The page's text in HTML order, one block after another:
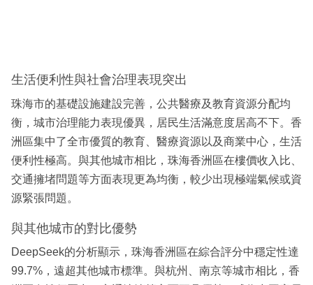
生活便利性與社會治理表現突出
珠海市的基礎設施建設完善，公共醫療及教育資源分配均
衡，城市治理能力表現優異，居民生活滿意度居高不下。香
洲區集中了全市優質的教育、醫療資源以及商業中心，生活
便利性極高。與其他城市相比，珠海香洲區在樓價收入比、
交通擁堵問題等方面表現更為均衡，較少出現極端氣候或資
源緊張問題。
與其他城市的對比優勢
DeepSeek的分析顯示，珠海香洲區在綜合評分中穩定性達
99.7%，遠超其他城市標準。與杭州、南京等城市相比，香